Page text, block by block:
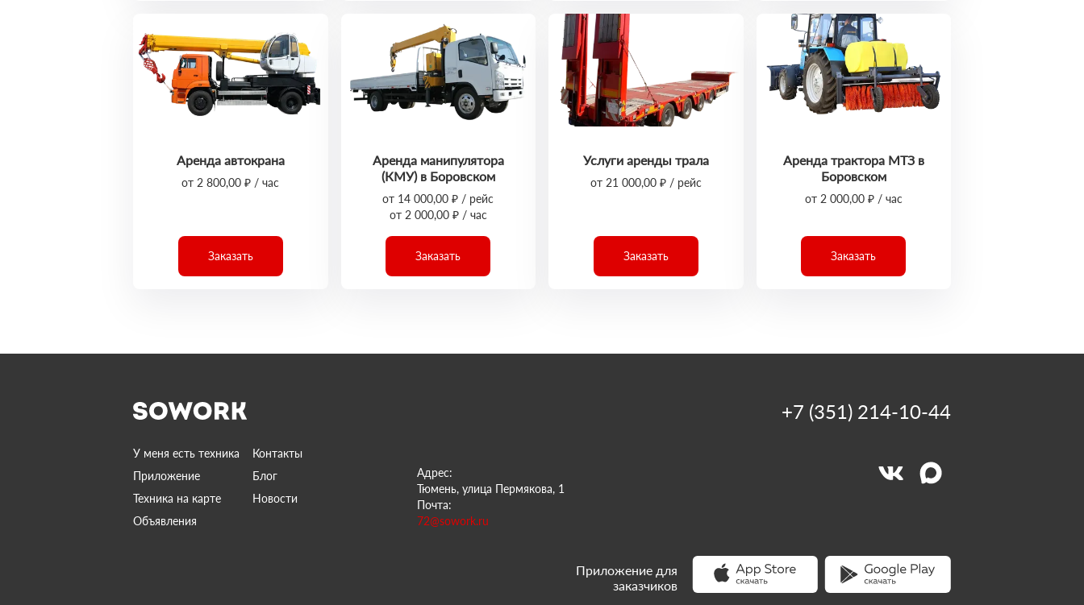
Аренда автокрана
от 2 800,00 ₽ / час
Заказать
Аренда манипулятора
(КМУ) в Боровском
от 14 000,00 ₽ / рейс
от 2 000,00 ₽ / час
Заказать
Услуги аренды трала
от 21 000,00 ₽ / рейс
Заказать
Аренда трактора МТЗ в
Боровском
от 2 000,00 ₽ / час
Заказать
У меня есть техника
Контакты
Приложение
Блог
Техника на карте
Новости
Объявления
Адрес:
Тюмень, улица Пермякова, 1
Почта:
72@sowork.ru
+7 (351) 214-10-44
Приложение для
заказчиков